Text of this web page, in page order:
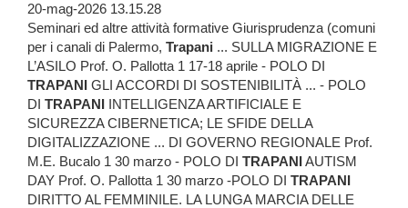
20-mag-2026 13.15.28
Seminari ed altre attività formative Giurisprudenza (comuni
per i canali di Palermo, Trapani ... SULLA MIGRAZIONE E
L’ASILO Prof. O. Pallotta 1 17-18 aprile - POLO DI
TRAPANI GLI ACCORDI DI SOSTENIBILITÀ ... - POLO
DI TRAPANI INTELLIGENZA ARTIFICIALE E
SICUREZZA CIBERNETICA; LE SFIDE DELLA
DIGITALIZZAZIONE ... DI GOVERNO REGIONALE Prof.
M.E. Bucalo 1 30 marzo - POLO DI TRAPANIAUTISM
DAY Prof. O. Pallotta 1 30 marzo -POLO DI TRAPANI
DIRITTO AL FEMMINILE. LA LUNGA MARCIA DELLE